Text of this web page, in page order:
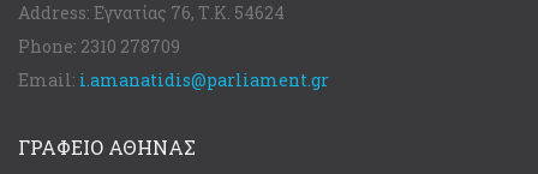
Address: Εγνατίας 76, Τ.Κ. 54624
Phone: 2310 278709
Email: i.amanatidis@parliament.gr
ΓΡΑΦΕΊΟ ΑΘΉΝΑΣ